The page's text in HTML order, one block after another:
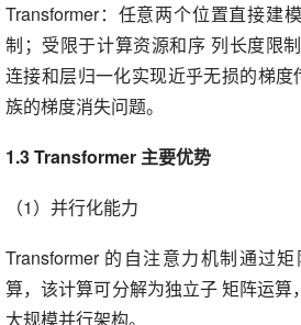
Transformer：任意两个位置直接建
制；受限于计算资源和序 列长度限
连接和层归一化实现近乎无损的梯
族的梯度消失问题。
1.3 Transformer 主要优势
（1）并行化能力
Transformer 的自注意力机制通过
算，该计算可分解为独立子 矩阵运算
大规模并行架构。